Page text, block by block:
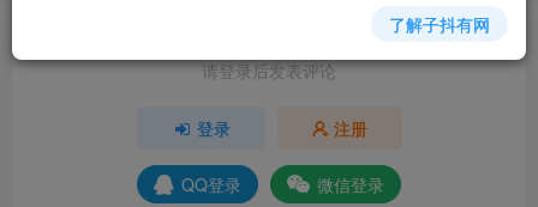
请登录后发表评论
登录 注册
QQ登录 微信登录
了解子抖有网